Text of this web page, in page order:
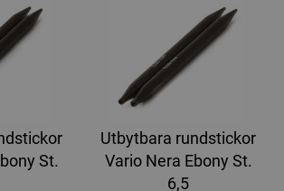
St.
Utbytbara rundstickor
Vario Nera Ebony St.
6,5